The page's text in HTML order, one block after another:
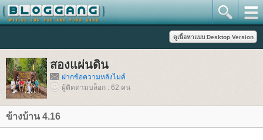
สองแผ่นดิน
ฝากข้อความหลังไมค์
ผู้ติดตามบล็อก : 62 คน
ข้างบ้าน 4.16